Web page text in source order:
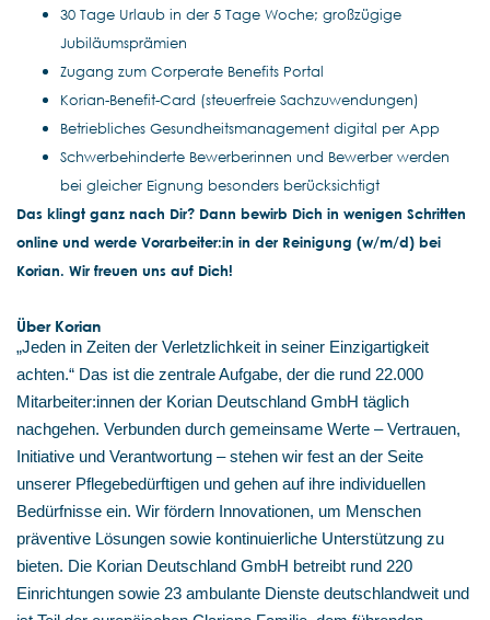
30 Tage Urlaub in der 5 Tage Woche; großzügige
Jubiläumsprämien
Zugang zum Corperate Benefits Portal
Korian-Benefit-Card (steuerfreie Sachzuwendungen)
Betriebliches Gesundheitsmanagement digital per App
Schwerbehinderte Bewerberinnen und Bewerber werden
bei gleicher Eignung besonders berücksichtigt
Das klingt ganz nach Dir? Dann bewirb Dich in wenigen Schritten
online und werde Vorarbeiter:in in der Reinigung (w/m/d) bei
Korian. Wir freuen uns auf Dich!
Über Korian
„Jeden in Zeiten der Verletzlichkeit in seiner Einzigartigkeit
achten.“ Das ist die zentrale Aufgabe, der die rund 22.000
Mitarbeiter:innen der Korian Deutschland GmbH täglich
nachgehen. Verbunden durch gemeinsame Werte – Vertrauen,
Initiative und Verantwortung – stehen wir fest an der Seite
unserer Pflegebedürftigen und gehen auf ihre individuellen
Bedürfnisse ein. Wir fördern Innovationen, um Menschen
präventive Lösungen sowie kontinuierliche Unterstützung zu
bieten. Die Korian Deutschland GmbH betreibt rund 220
Einrichtungen sowie 23 ambulante Dienste deutschlandweit und